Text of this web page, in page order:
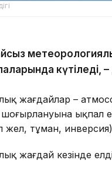
күтіледі,
жағдайлар –
ықпал
жел, тұман,
жағдай кезінде